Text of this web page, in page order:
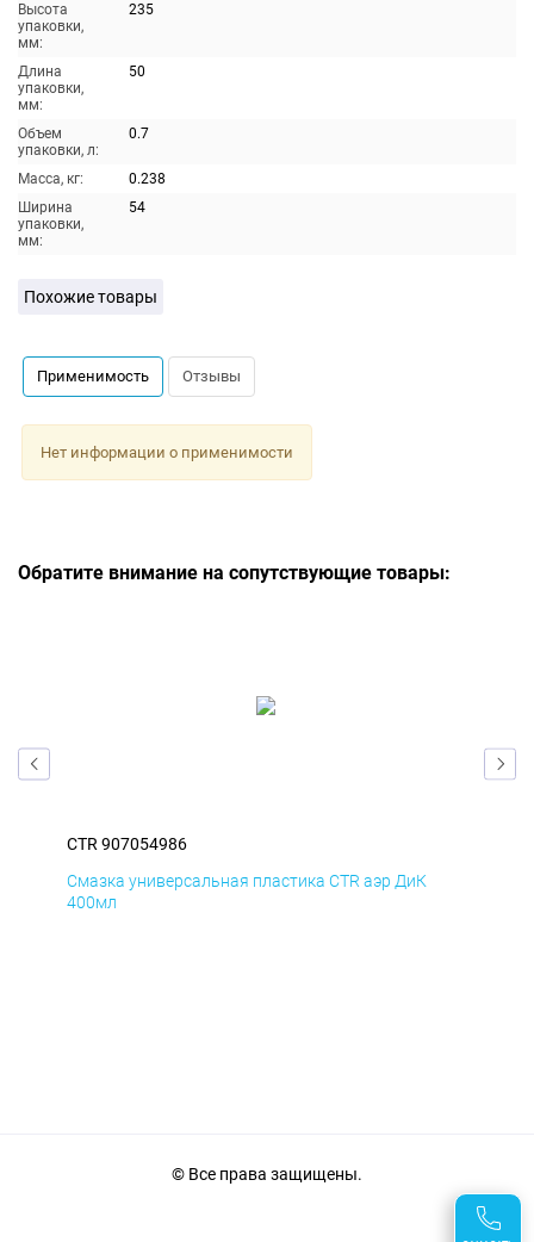
Высота
упаковки,
мм:
235
Длина
упаковки,
мм:
50
Объем
упаковки, л:
0.7
Масса, кг:
0.238
Ширина
упаковки,
мм:
54
Похожие товары
Применимость Отзывы
Нет информации о применимости
Обратите внимание на сопутствующие товары:
CTR 907054986
Смазка универсальная пластика CTR аэр ДиК
400мл
© Все права защищены.